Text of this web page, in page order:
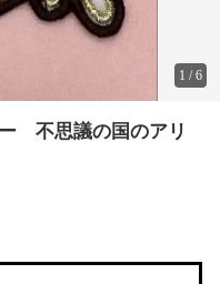
1 /6
不思議の国のアリ